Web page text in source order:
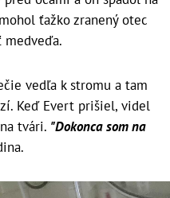
ťažko zranený otec
medveďa.
vedľa k stromu a tam
Keď Evert prišiel, videl
tvári. "Dokonca som na